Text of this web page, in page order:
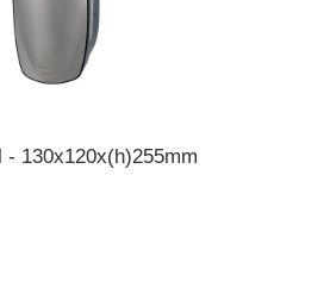
- 130x120x(h)255mm